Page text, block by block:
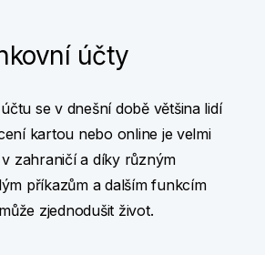
účty
se v dnešní době většina lidí
kartou nebo online je velmi
zahraničí a díky různým
příkazům a dalším funkcím
zjednodušit život.